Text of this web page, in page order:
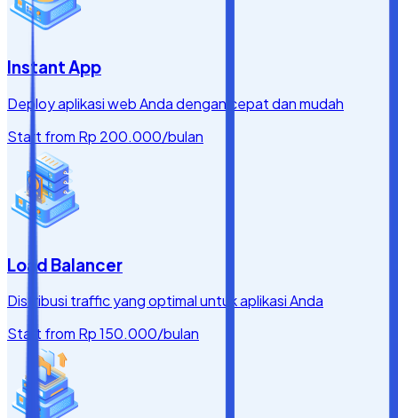
Instant App
Deploy aplikasi web Anda dengan cepat dan mudah
Start from Rp 200.000/bulan
Load Balancer
Distribusi traffic yang optimal untuk aplikasi Anda
Start from Rp 150.000/bulan